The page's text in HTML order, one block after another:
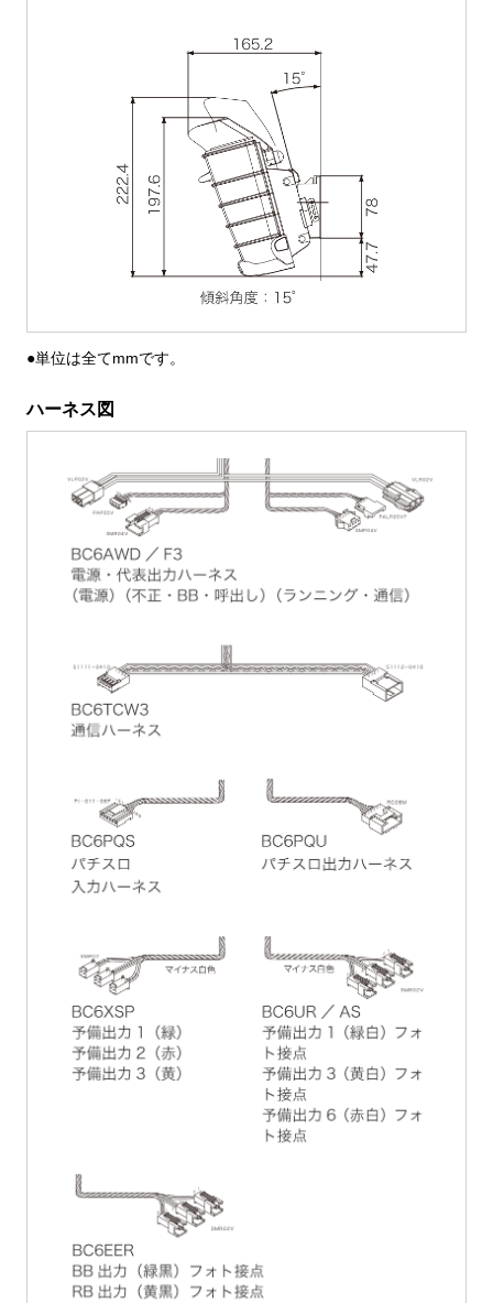
●単位は全てmmです。
ハーネス図